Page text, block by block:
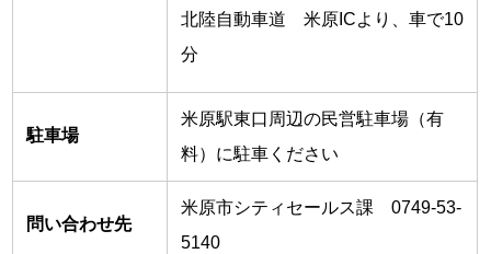
北陸自動車道 米原ICより、車で10
分
駐車場
米原駅東口周辺の民営駐車場（有
料）に駐車ください
問い合わせ先
米原市シティセールス課 0749-53-
5140